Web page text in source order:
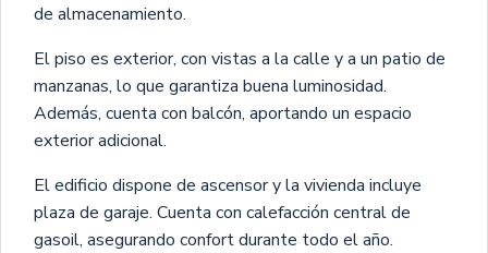
de almacenamiento.
El piso es exterior, con vistas a la calle y a un patio de
manzanas, lo que garantiza buena luminosidad.
Además, cuenta con balcón, aportando un espacio
exterior adicional.
El edificio dispone de ascensor y la vivienda incluye
plaza de garaje. Cuenta con calefacción central de
gasoil, asegurando confort durante todo el año.